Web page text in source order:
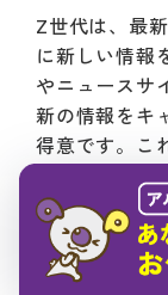
Z世代は、最
に新しい情報
やニュースサ
新の情報をキ
得意です。こ
デアや方法
とができます
ゆとり世代
視し、必要